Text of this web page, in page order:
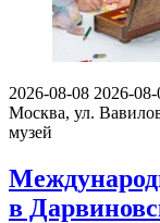
2026-08-08 2026-08-
Москва, ул.
музей
в